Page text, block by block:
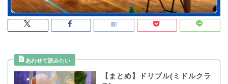
【まとめ】ドリブル(ミドルクラ